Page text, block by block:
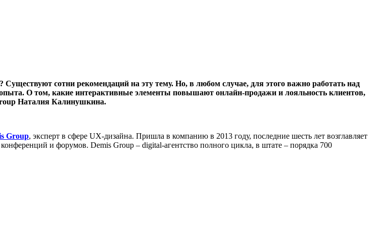
сотни рекомендаций на эту тему. Но, в любом случае, для этого важно работать над
опыта. О том, какие интерактивные элементы повышают онлайн-продажи и лояльность клиентов,
Наталия Калинушкина.
Group, эксперт в сфере UX-дизайна. Пришла в компанию в 2013 году, последние шесть лет возглавляет
и форумов. Demis Group – digital-агентство полного цикла, в штате – порядка 700